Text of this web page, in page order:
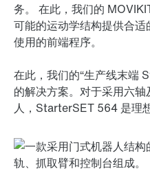
务。 在此，我们的
可能的运动学结构提供合
使用的前端程序。
在此，我们的“生产线末端
的解决方案。对于采用六
人，StarterSET 564 是理想